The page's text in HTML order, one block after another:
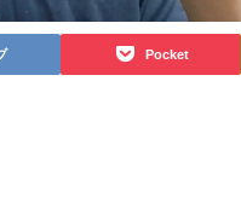
Pocket